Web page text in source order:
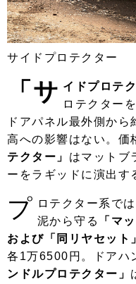
サイドプロテクター
「サ イドプロテク
ロテクター
ドアパネル最外側か
高への影響はない。価
テクター」 はマットブ
ーをラギッドに演出す
プ ロテクター系で
泥から守る
「マ
および「同リヤセット」
各1万6500円。ドアハ
ンドルプロテクター」